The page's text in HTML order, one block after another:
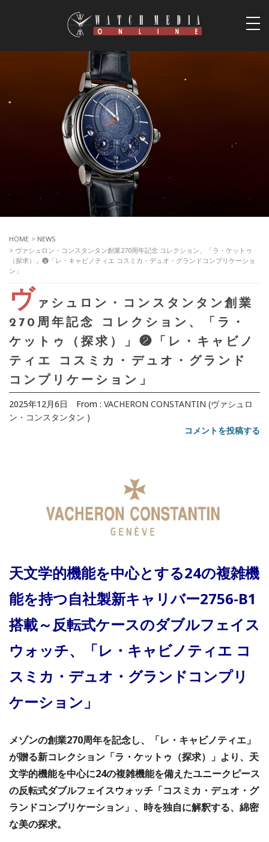
HOME > NEWS
> ヴァシュロン・コンスタンタン創業270周年記念 コレクション、「ラ・ケットゥ
（探求）」❷「レ・キャビノティエ コスミカ・デュオ・グランドコンプリケーショ
ン」
ヴ ァシュロン・コンスタンタン創業
270周年記念 コレクション、「ラ・
ケットゥ（探求）」❷「レ・キャビノ
ティエ コスミカ・デュオ・グランド
コンプリケーション」
2025年12月6日 From : VACHERON CONSTANTIN (ヴァシュロ
ン・コンスタンタン )
コメントを投稿する
天文学的機能を中心とする24の複雑機
能を持つ自社製新キャリバー2756-B1
搭載～反転式ケースのダブルフェイス
ウォッチ、「レ・キャビノティエ コ
スミカ・デュオ・グランドコンプリ
ケーション」
メゾンの創業270周年を記念し、「レ・キャビノティエ」
が贈る新コレクション「ラ・ケットゥ（探求）」より、天
文学的機能を中心に24の複雑機能を備えたユニークピース
の反転式ダブルフェイスウォッチ「コスミカ・デュオ・グ
ランドコンプリケーション」、時を独自に解釈する、綿密
な美の探求。